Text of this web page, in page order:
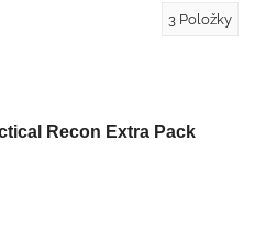
3 Položky
Recon Extra Pack